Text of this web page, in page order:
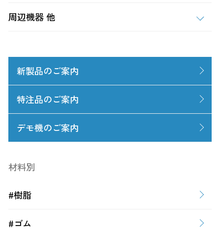
周辺機器 他
新製品のご案内
特注品のご案内
デモ機のご案内
材料別
#樹脂
#ゴム